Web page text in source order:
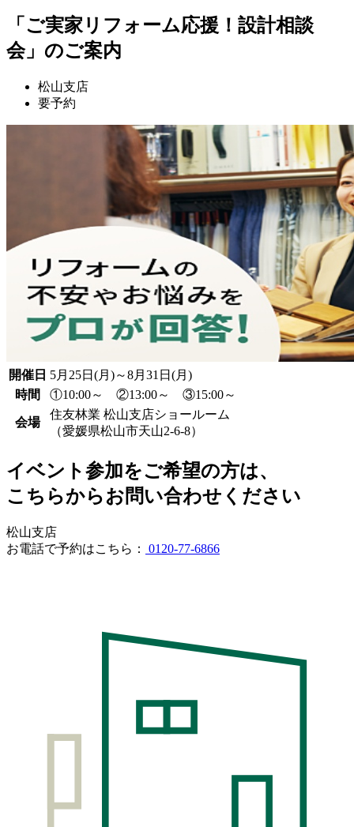
「ご実家リフォーム応援！設計相談
会」のご案内
松山支店
要予約
開催日 5月25日(月)～8月31日(月)
時間
①10:00～ ②13:00～ ③15:00～
会場
住友林業 松山支店ショールーム
（愛媛県松山市天山2-6-8）
イベント参加をご希望の方は、
こちらからお問い合わせください
松山支店
お電話で予約はこちら：
0120-77-6866